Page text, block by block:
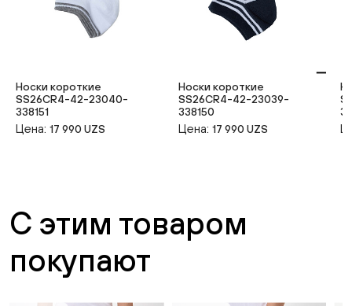
Носки короткие
SS26CR4-42-23040-
338151
Цена: 17 990 UZS
Носки короткие
SS26CR4-42-23039-
338150
Цена: 17 990 UZS
С этим товаром
покупают